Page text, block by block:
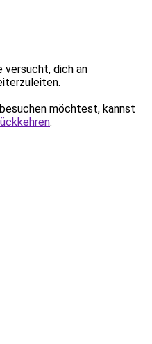
versucht, dich an
möchtest, kannst
.